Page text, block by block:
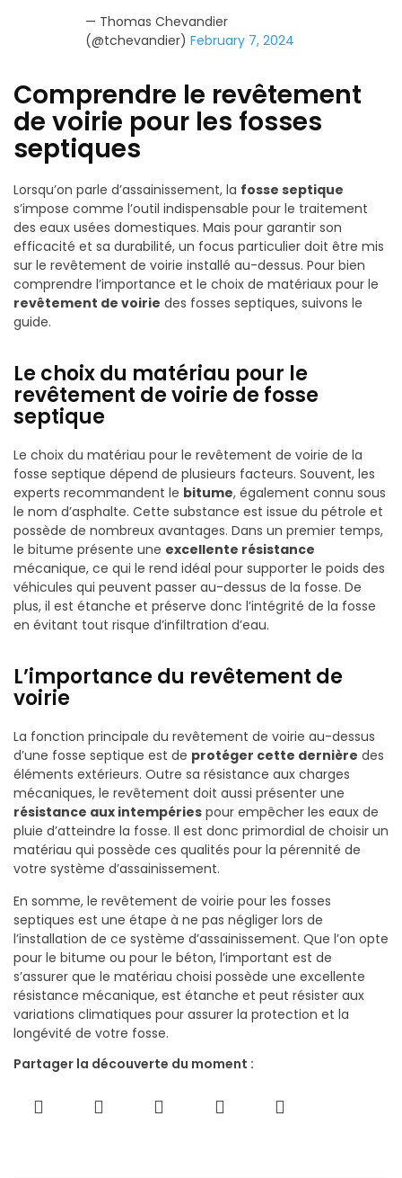
— Thomas Chevandier
(@tchevandier) February 7, 2024
Comprendre le revêtement
de voirie pour les fosses
septiques
Lorsqu’on parle d’assainissement, la fosse septique
s’impose comme l’outil indispensable pour le traitement
des eaux usées domestiques. Mais pour garantir son
efficacité et sa durabilité, un focus particulier doit être mis
sur le revêtement de voirie installé au-dessus. Pour bien
comprendre l’importance et le choix de matériaux pour le
revêtement de voirie des fosses septiques, suivons le
guide.
Le choix du matériau pour le
revêtement de voirie de fosse
septique
Le choix du matériau pour le revêtement de voirie de la
fosse septique dépend de plusieurs facteurs. Souvent, les
experts recommandent le bitume, également connu sous
le nom d’asphalte. Cette substance est issue du pétrole et
possède de nombreux avantages. Dans un premier temps,
le bitume présente une excellente résistance
mécanique, ce qui le rend idéal pour supporter le poids des
véhicules qui peuvent passer au-dessus de la fosse. De
plus, il est étanche et préserve donc l’intégrité de la fosse
en évitant tout risque d’infiltration d’eau.
L’importance du revêtement de
voirie
La fonction principale du revêtement de voirie au-dessus
d’une fosse septique est de protéger cette dernière des
éléments extérieurs. Outre sa résistance aux charges
mécaniques, le revêtement doit aussi présenter une
résistance aux intempéries pour empêcher les eaux de
pluie d’atteindre la fosse. Il est donc primordial de choisir un
matériau qui possède ces qualités pour la pérennité de
votre système d’assainissement.
En somme, le revêtement de voirie pour les fosses
septiques est une étape à ne pas négliger lors de
l’installation de ce système d’assainissement. Que l’on opte
pour le bitume ou pour le béton, l’important est de
s’assurer que le matériau choisi possède une excellente
résistance mécanique, est étanche et peut résister aux
variations climatiques pour assurer la protection et la
longévité de votre fosse.
Partager la découverte du moment :